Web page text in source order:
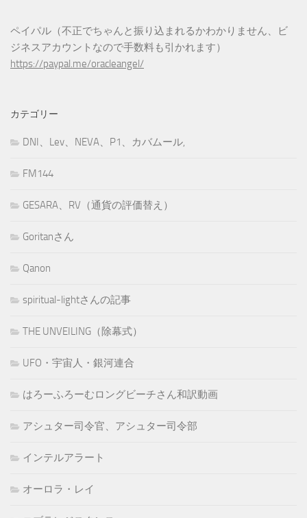
ペイパル（不正でちゃんと振り込まれるかわかりません、ビ
ジネスアカウントなので手数料も引かれます）
https://paypal.me/oracleangel/
カテゴリー
DNI、Lev、NEVA、P1、カバムール,
FM144
GESARA、RV（通貨の評価替え）
Goritanさん
Qanon
spiritual-lightさんの記事
THE UNVEILING（除幕式）
UFO・宇宙人・銀河連合
はろーふろーむロングビーチさん和訳動画
アシュター司令官、アシュター司令部
インテルアラート
オーロラ・レイ